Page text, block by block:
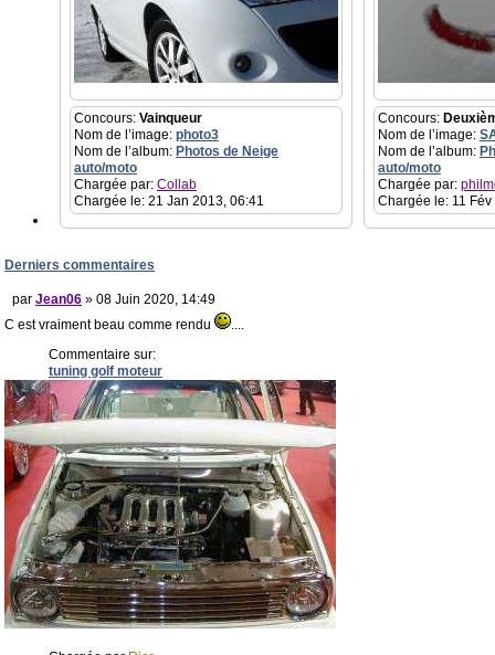
Concours: Vainqueur
Nom de l’image: photo3
Nom de l’album: Photos de Neige
auto/moto
Chargée par: Collab
Chargée le: 21 Jan 2013, 06:41
Concours:
Nom de l’image:
Nom de l’album:
auto/moto
Chargée par:
Chargée le: 11
Derniers commentaires
par Jean06 » 08 Juin 2020, 14:49
C est vraiment beau comme rendu
....
Commentaire sur:
tuning golf moteur